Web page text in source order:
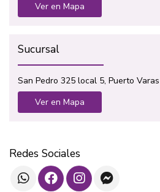
Ver en Mapa
Sucursal
San Pedro 325 local 5, Puerto Varas
Ver en Mapa
Redes Sociales